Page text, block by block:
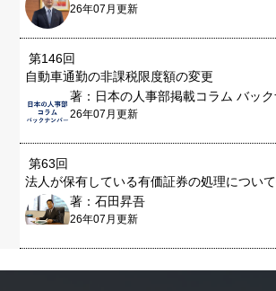
26年07月更新
第146回
自動車通勤の非課税限度額の変更
著：日本の人事部掲載コラム バッ
26年07月更新
第63回
法人が保有している有価証券の処理につい
著：石田昇吾
26年07月更新